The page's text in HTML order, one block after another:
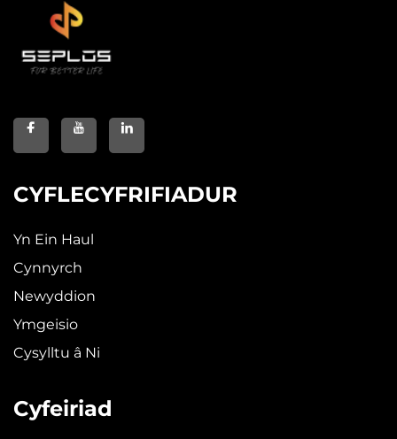
CYFLECYFRIFIADUR
Yn Ein Haul
Cynnyrch
Newyddion
Ymgeisio
Cysylltu â Ni
Cyfeiriad